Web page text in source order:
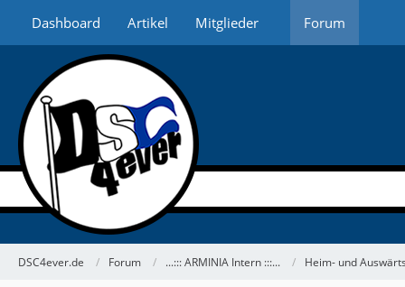
Dashboard Artikel Mitglieder Forum
DSC4ever.de Forum ...::: ARMINIA Intern :::... Heim- und